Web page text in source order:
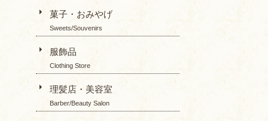
菓子・おみやげ
Sweets/Souvenirs
服飾品
Clothing Store
理髪店・美容室
Barber/Beauty Salon